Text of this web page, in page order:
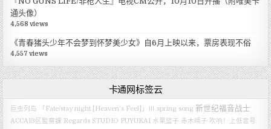
通头像）
4,568 views
《青春猪头少年不会梦到怀梦美少女》自6月上映以来，票房表现不俗
4,557 views
卡通网标签云
巨虫列岛 「Fate/stay night [Heaven's Feel]」Ⅲ.spring song 新世纪福音战士
ACCA13区監察課 Regards STUDIO PUYUKAI 水果篮子 赤木晴子 吹响！上低音号